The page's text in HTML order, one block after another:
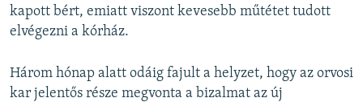
kapott bért, emiatt viszont kevesebb műtétet tudott
elvégezni a kórház.
Három hónap alatt odáig fajult a helyzet, hogy az orvosi
kar jelentős része megvonta a bizalmat az új